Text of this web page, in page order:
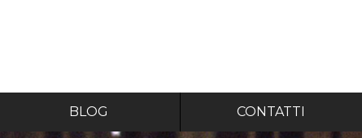
BLOG CONTATTI